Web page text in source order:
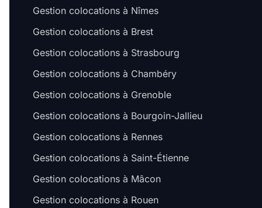
Gestion colocations à Nîmes
Gestion colocations à Brest
Gestion colocations à Strasbourg
Gestion colocations à Chambéry
Gestion colocations à Grenoble
Gestion colocations à Bourgoin-Jallieu
Gestion colocations à Rennes
Gestion colocations à Saint-Étienne
Gestion colocations à Mâcon
Gestion colocations à Rouen